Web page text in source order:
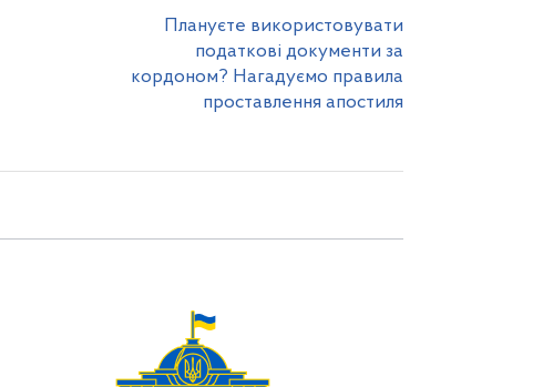
Плануєте використовувати
податкові документи за
кордоном? Нагадуємо правила
проставлення апостиля